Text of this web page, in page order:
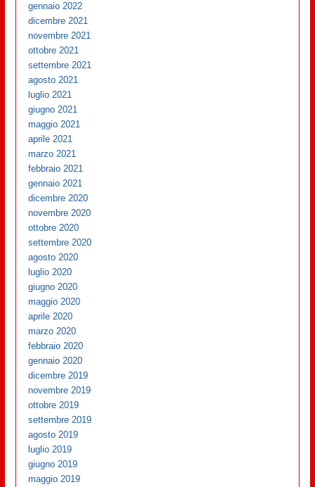
gennaio 2022
dicembre 2021
novembre 2021
ottobre 2021
settembre 2021
agosto 2021
luglio 2021
giugno 2021
maggio 2021
aprile 2021
marzo 2021
febbraio 2021
gennaio 2021
dicembre 2020
novembre 2020
ottobre 2020
settembre 2020
agosto 2020
luglio 2020
giugno 2020
maggio 2020
aprile 2020
marzo 2020
febbraio 2020
gennaio 2020
dicembre 2019
novembre 2019
ottobre 2019
settembre 2019
agosto 2019
luglio 2019
giugno 2019
maggio 2019